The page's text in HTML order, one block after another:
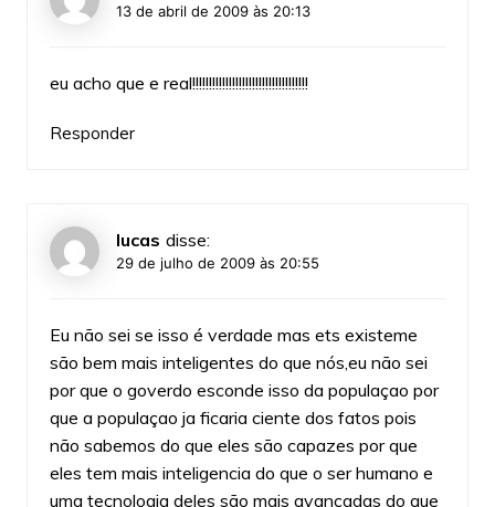
13 de abril de 2009 às 20:13
eu acho que e real!!!!!!!!!!!!!!!!!!!!!!!!!!!!!!!!!!!
Responder
lucas disse:
29 de julho de 2009 às 20:55
Eu não sei se isso é verdade mas ets existeme
são bem mais inteligentes do que nós,eu não sei
por que o goverdo esconde isso da populaçao por
que a populaçao ja ficaria ciente dos fatos pois
não sabemos do que eles são capazes por que
eles tem mais inteligencia do que o ser humano e
uma tecnologia deles são mais avançadas do que